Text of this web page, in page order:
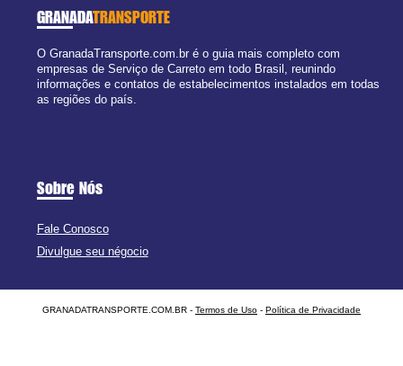
GRANADATRANSPORTE
O GranadaTransporte.com.br é o guia mais completo com
empresas de Serviço de Carreto em todo Brasil, reunindo
informações e contatos de estabelecimentos instalados em todas
as regiões do país.
Sobre Nós
Fale Conosco
Divulgue seu négocio
GRANADATRANSPORTE.COM.BR - Termos de Uso - Política de Privacidade